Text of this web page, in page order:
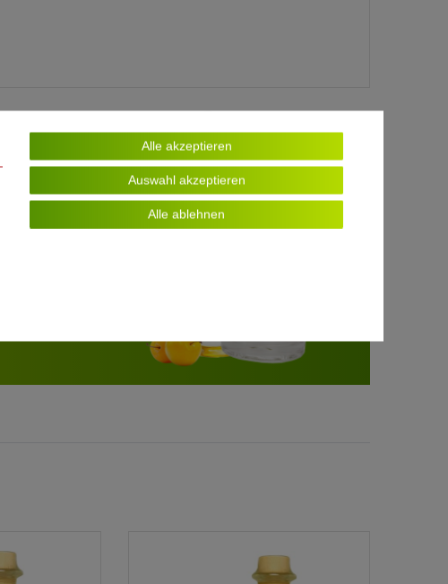
Alle akzeptieren
Auswahl akzeptieren
Alle ablehnen